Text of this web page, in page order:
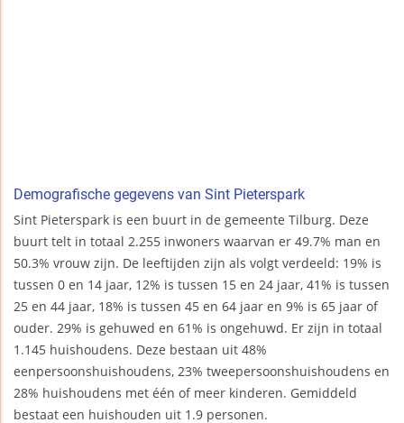
Demografische gegevens van Sint Pieterspark
Sint Pieterspark is een buurt in de gemeente Tilburg. Deze
buurt telt in totaal 2.255 inwoners waarvan er 49.7% man en
50.3% vrouw zijn. De leeftijden zijn als volgt verdeeld: 19% is
tussen 0 en 14 jaar, 12% is tussen 15 en 24 jaar, 41% is tussen
25 en 44 jaar, 18% is tussen 45 en 64 jaar en 9% is 65 jaar of
ouder. 29% is gehuwed en 61% is ongehuwd. Er zijn in totaal
1.145 huishoudens. Deze bestaan uit 48%
eenpersoonshuishoudens, 23% tweepersoonshuishoudens en
28% huishoudens met één of meer kinderen. Gemiddeld
bestaat een huishouden uit 1.9 personen.